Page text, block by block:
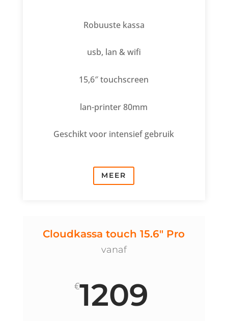
Robuuste kassa
usb, lan & wifi
15,6″ touchscreen
lan-printer 80mm
Geschikt voor intensief gebruik
MEER
Cloudkassa touch 15.6" Pro
vanaf
€1209